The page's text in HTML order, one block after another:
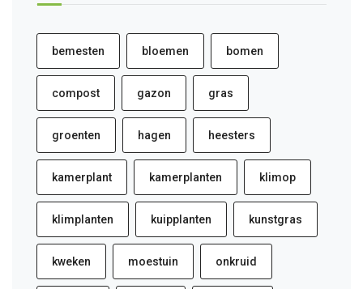
bemesten bloemen bomen
compost gazon gras
groenten hagen heesters
kamerplant kamerplanten klimop
klimplanten kuipplanten kunstgras
kweken moestuin onkruid